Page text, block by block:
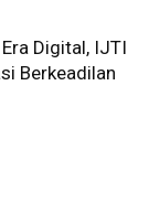
Digital, IJTI
Berkeadilan